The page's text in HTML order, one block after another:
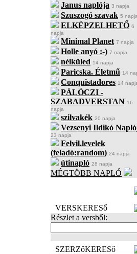
Janus naplója 3 napja
Szuszogó szavak 5 napja
ELKÉPZELHETŐ 6
napja
Minimal Planet 7 napja
Holle anyó :-) 7 napja
nélküled 14 napja
Paricska. Életmű 14
Conquistadores 14
PÁLÓCZI -
SZABADVERSTAN 16
napja
szilvakék 20 napja
Vezsenyi Ildikó
23 napja
Felvil.levelek
(feladó:random) 24 napja
útinapló 28 napja
MÉGTÖBB NAPLÓ
VERSKERESő
Részlet a versből:
SZERZőKERESő